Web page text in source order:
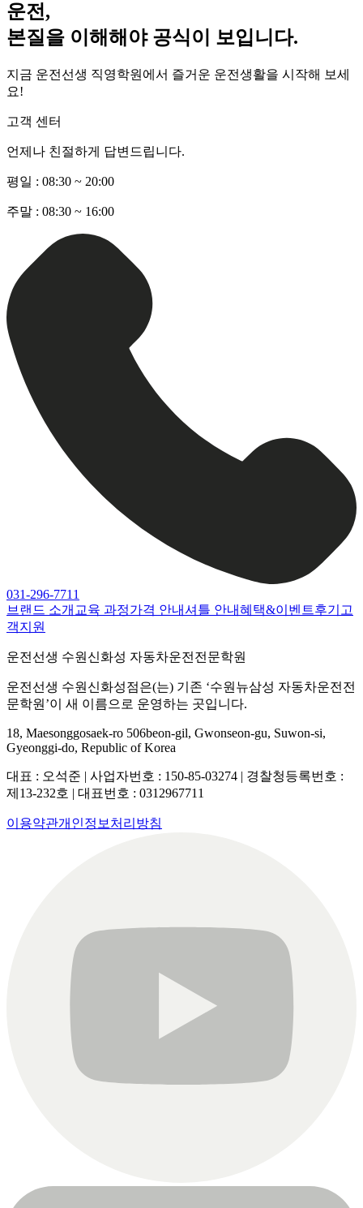
운전,
본질을 이해해야 공식이 보입니다.
지금 운전선생 직영학원에서 즐거운 운전생활을 시작해 보세
요!
고객 센터
언제나 친절하게 답변드립니다.
평일 : 08:30 ~ 20:00
주말 : 08:30 ~ 16:00
031-296-7711
브랜드 소개 교육 과정가격 안내셔틀 안내혜택&이벤트후기 고
객지원
운전선생 수원신화성 자동차운전전문학원
운전선생 수원신화성점은(는) 기존 ‘수원뉴삼성 자동차운전전
문학원’이 새 이름으로 운영하는 곳입니다.
18, Maesonggosaek-ro 506beon-gil, Gwonseon-gu, Suwon-si,
Gyeonggi-do, Republic of Korea
대표 : 오석준 | 사업자번호 : 150-85-03274 | 경찰청등록번호 :
제13-232호 | 대표번호 : 0312967711
이용약관개인정보처리방침